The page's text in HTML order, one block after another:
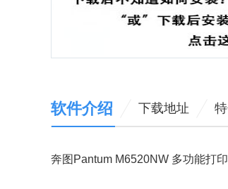
软件介绍 下载地址
奔图Pantum M6520NW 多功能打